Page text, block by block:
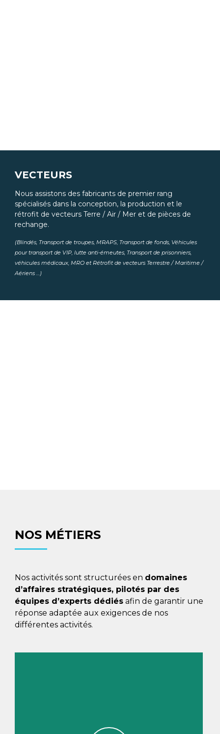
VECTEURS
Nous assistons des fabricants de premier rang
spécialisés dans la conception, la production et le
rétrofit de vecteurs Terre / Air / Mer et de pièces de
rechange.
(Blindés, Transport de troupes, MRAPS, Transport de fonds, Véhicules
pour transport de VIP, lutte anti-émeutes, Transport de prisonniers,
véhicules médicaux, MRO et Rétrofit de vecteurs Terrestre / Maritime /
Aériens …)
NOS MÉTIERS
Nos activités sont structurées en domaines
d’affaires stratégiques, pilotés par des
équipes d’experts dédiés afin de garantir une
réponse adaptée aux exigences de nos
différentes activités.